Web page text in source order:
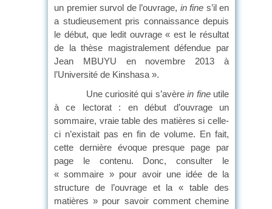
un premier survol de l’ouvrage, in fine s’il en
a studieusement pris connaissance depuis
le début, que ledit ouvrage « est le résultat
de la thèse magistralement défendue par
Jean MBUYU en novembre 2013 à
l’Université de Kinshasa ».
Une curiosité qui s’avèrein fineutile
à ce lectorat : en début d’ouvrage un
sommaire, vraie table des matières si celle-
ci n’existait pas en fin de volume. En fait,
cette dernière évoque presque page par
page le contenu. Donc, consulter le
« sommaire » pour avoir une idée de la
structure de l’ouvrage et la « table des
matières » pour savoir comment chemine